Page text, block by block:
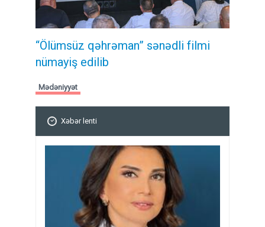
“Ölümsüz qəhrəman” sənədli filmi
nümayiş edilib
Mədəniyyət
Xəbər lenti